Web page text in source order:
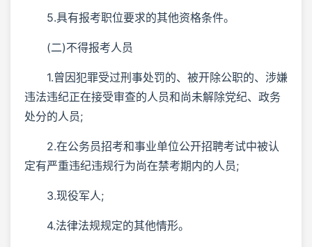
5.具有报考职位要求的其他资格条件。
(二)不得报考人员
1.曾因犯罪受过刑事处罚的、被开除公职的、涉嫌
违法违纪正在接受审查的人员和尚未解除党纪、政务
处分的人员;
2.在公务员招考和事业单位公开招聘考试中被认
定有严重违纪违规行为尚在禁考期内的人员;
3.现役军人;
4.法律法规规定的其他情形。